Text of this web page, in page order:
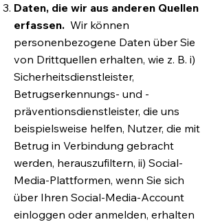
Daten, die wir aus anderen Quellen
erfassen. Wir können
personenbezogene Daten über Sie
von Drittquellen erhalten, wie z. B. i)
Sicherheitsdienstleister,
Betrugserkennungs- und -
präventionsdienstleister, die uns
beispielsweise helfen, Nutzer, die mit
Betrug in Verbindung gebracht
werden, herauszufiltern, ii) Social-
Media-Plattformen, wenn Sie sich
über Ihren Social-Media-Account
einloggen oder anmelden, erhalten